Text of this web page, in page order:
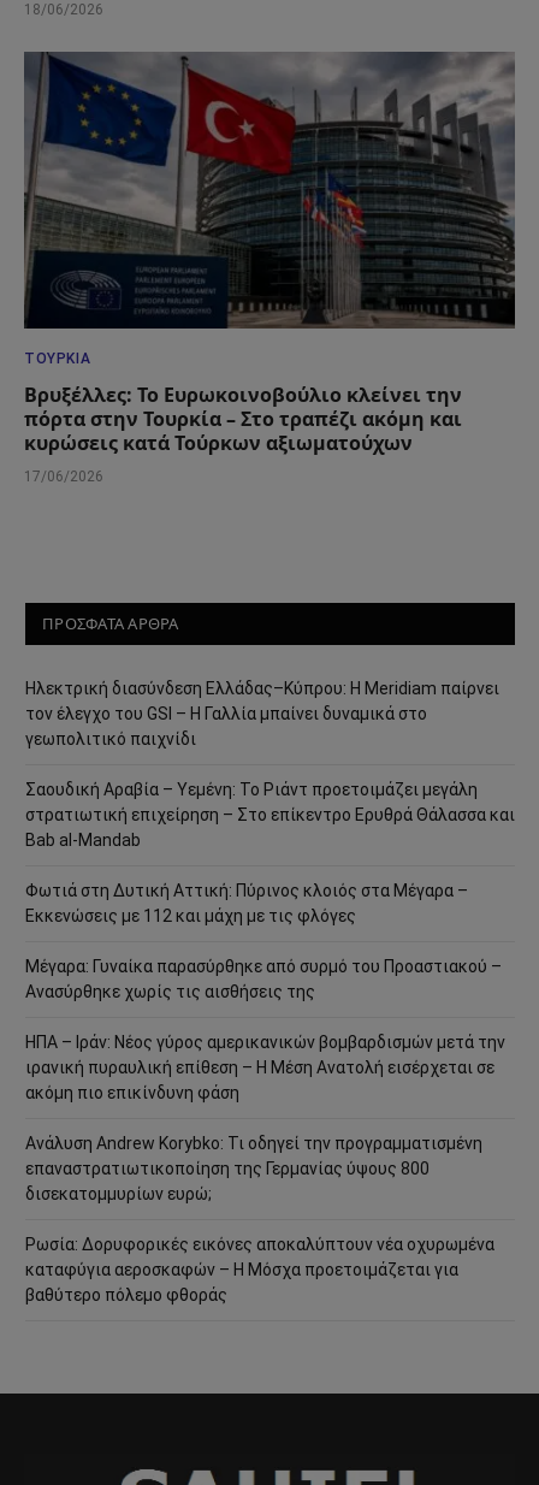
18/06/2026
ΤΟΥΡΚΊΑ
Βρυξέλλες: Το Ευρωκοινοβούλιο κλείνει την
πόρτα στην Τουρκία – Στο τραπέζι ακόμη και
κυρώσεις κατά Τούρκων αξιωματούχων
17/06/2026
ΠΡΟΣΦΑΤΑ ΑΡΘΡΑ
Ηλεκτρική διασύνδεση Ελλάδας–Κύπρου: Η Meridiam παίρνει
τον έλεγχο του GSI – Η Γαλλία μπαίνει δυναμικά στο
γεωπολιτικό παιχνίδι
Σαουδική Αραβία – Υεμένη: Το Ριάντ προετοιμάζει μεγάλη
στρατιωτική επιχείρηση – Στο επίκεντρο Ερυθρά Θάλασσα και
Bab al-Mandab
Φωτιά στη Δυτική Αττική: Πύρινος κλοιός στα Μέγαρα –
Εκκενώσεις με 112 και μάχη με τις φλόγες
Μέγαρα: Γυναίκα παρασύρθηκε από συρμό του Προαστιακού –
Ανασύρθηκε χωρίς τις αισθήσεις της
ΗΠΑ – Ιράν: Νέος γύρος αμερικανικών βομβαρδισμών μετά την
ιρανική πυραυλική επίθεση – Η Μέση Ανατολή εισέρχεται σε
ακόμη πιο επικίνδυνη φάση
Ανάλυση Andrew Korybko: Τι οδηγεί την προγραμματισμένη
επαναστρατιωτικοποίηση της Γερμανίας ύψους 800
δισεκατομμυρίων ευρώ;
Ρωσία: Δορυφορικές εικόνες αποκαλύπτουν νέα οχυρωμένα
καταφύγια αεροσκαφών – Η Μόσχα προετοιμάζεται για
βαθύτερο πόλεμο φθοράς